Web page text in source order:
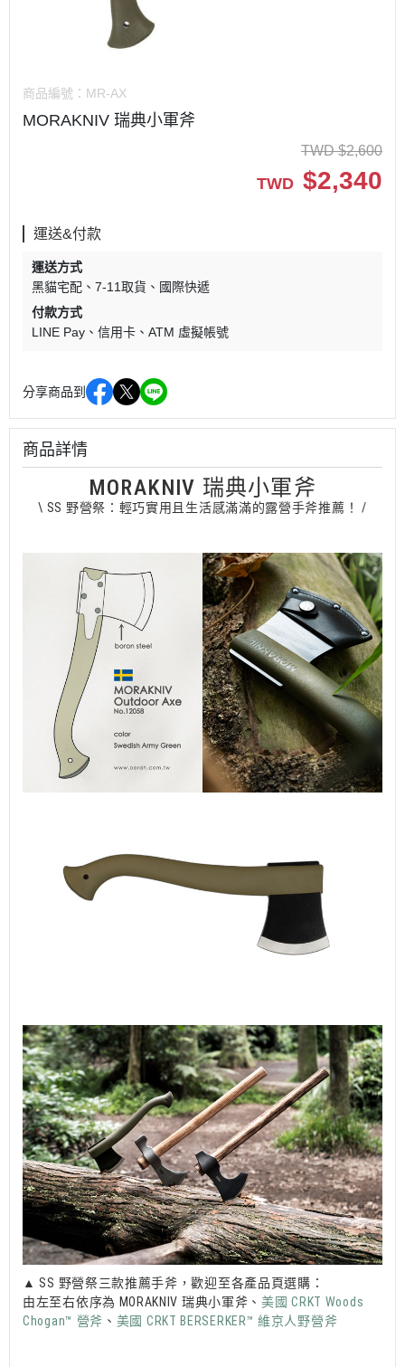
商品編號： MR-AX
MORAKNIV 瑞典小軍斧
TWD $2,600
TWD $2,340
運送&付款
運送方式
黑貓宅配
7-11取貨
國際快遞
付款方式
LINE Pay
信用卡 ATM 虛擬帳號
分享商品到
商品詳情
MORAKNIV 瑞典小軍斧
\ SS 野營祭：輕巧實用且生活感滿滿的露營手斧推薦！ /
▲ SS 野營祭三款推薦手斧，歡迎至各產品頁選購：
由左至右依序為 MORAKNIV 瑞典小軍斧、美國 CRKT Woods
Chogan™ 營斧 、 美國 CRKT BERSERKER™ 維京人野營斧